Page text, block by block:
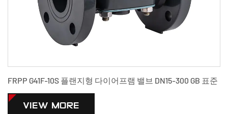
FRPP G41F-10S 플랜지형 다이어프램 밸브 DN15-300 GB 표준
VIEW MORE